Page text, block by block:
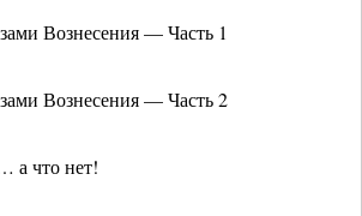
Вознесения — Часть 1
Вознесения — Часть 2
а что нет!